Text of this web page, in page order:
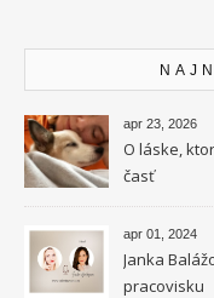
apr 23, 2026
O láske,
časť
apr 01, 2024
Janka
pracovisku